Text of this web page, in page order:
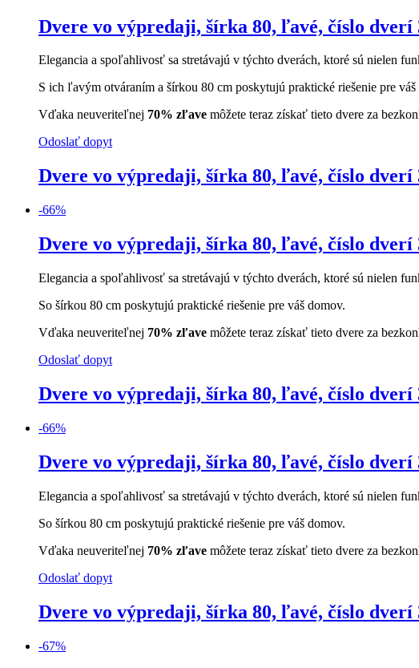
Dvere vo výpredaji, šírka 80, ľavé, číslo dverí
Elegancia a spoľahlivosť sa stretávajú v týchto dverách, ktoré sú nielen
S ich ľavým otváraním a šírkou 80 cm poskytujú praktické riešenie pre váš
Vďaka neuveriteľnej 70% zľave môžete teraz získať tieto dvere za
Odoslať dopyt
Dvere vo výpredaji, šírka 80, ľavé, číslo dverí
-66%
Dvere vo výpredaji, šírka 80, ľavé, číslo dverí
Elegancia a spoľahlivosť sa stretávajú v týchto dverách, ktoré sú nielen
So šírkou 80 cm poskytujú praktické riešenie pre váš domov.
Vďaka neuveriteľnej 70% zľave môžete teraz získať tieto dvere za
Odoslať dopyt
Dvere vo výpredaji, šírka 80, ľavé, číslo dverí
-66%
Dvere vo výpredaji, šírka 80, ľavé, číslo dverí
Elegancia a spoľahlivosť sa stretávajú v týchto dverách, ktoré sú nielen
So šírkou 80 cm poskytujú praktické riešenie pre váš domov.
Vďaka neuveriteľnej 70% zľave môžete teraz získať tieto dvere za
Odoslať dopyt
Dvere vo výpredaji, šírka 80, ľavé, číslo dverí
-67%